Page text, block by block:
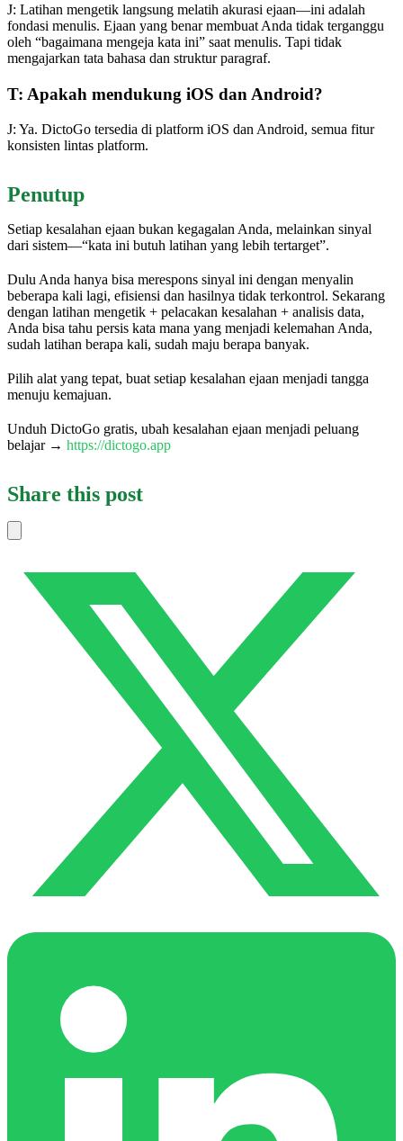
J: Latihan mengetik langsung melatih akurasi ejaan—ini adalah
fondasi menulis. Ejaan yang benar membuat Anda tidak terganggu
oleh “bagaimana mengeja kata ini” saat menulis. Tapi tidak
mengajarkan tata bahasa dan struktur paragraf.
T: Apakah mendukung iOS dan Android?
J: Ya. DictoGo tersedia di platform iOS dan Android, semua fitur
konsisten lintas platform.
Penutup
Setiap kesalahan ejaan bukan kegagalan Anda, melainkan sinyal
dari sistem—“kata ini butuh latihan yang lebih tertarget”.
Dulu Anda hanya bisa merespons sinyal ini dengan menyalin
beberapa kali lagi, efisiensi dan hasilnya tidak terkontrol. Sekarang
dengan latihan mengetik + pelacakan kesalahan + analisis data,
Anda bisa tahu persis kata mana yang menjadi kelemahan Anda,
sudah latihan berapa kali, sudah maju berapa banyak.
Pilih alat yang tepat, buat setiap kesalahan ejaan menjadi tangga
menuju kemajuan.
Unduh DictoGo gratis, ubah kesalahan ejaan menjadi peluang
belajar → https://dictogo.app
Share this post